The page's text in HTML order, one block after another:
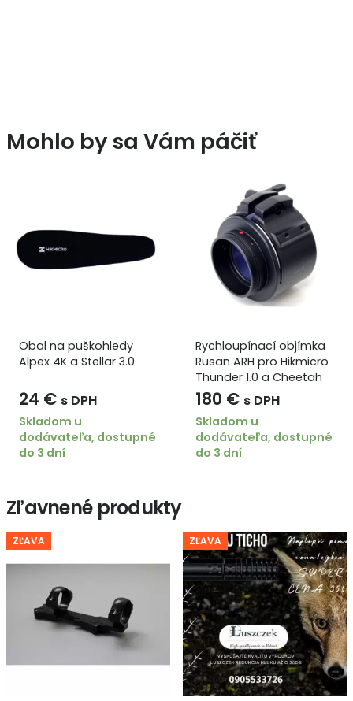
Mohlo by sa Vám páčiť
Obal na puškohledy
Alpex 4K a Stellar 3.0
24 € s DPH
Skladom u
dodávateľa, dostupné
do 3 dní
Rychloupínací objímka
Rusan ARH pro Hikmicro
Thunder 1.0 a Cheetah
Velikost objímky: 40
mm
180 € s DPH
Skladom u
dodávateľa, dostupné
do 3 dní
Zľavnené produkty
ZĽAVA ZĽAVA